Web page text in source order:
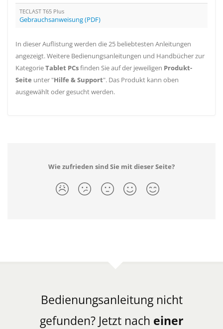
TECLAST T65 Plus
Gebrauchsanweisung (PDF)
In dieser Auflistung werden die 25 beliebtesten Anleitungen
angezeigt. Weitere Bedienungsanleitungen und Handbücher zur
KategorieTablet PCsfinden Sie auf der jeweiligen Produkt-
Seite unter "Hilfe & Support". Das Produkt kann oben
ausgewählt oder gesucht werden.
Wie zufrieden sind Sie mit dieser Seite?
Bedienungsanleitung nicht
gefunden? Jetzt nach einer